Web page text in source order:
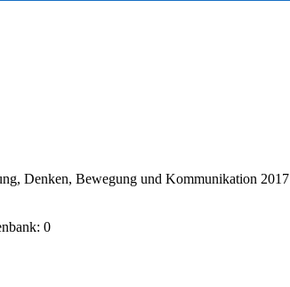
Denken, Bewegung und Kommunikation 2017
0